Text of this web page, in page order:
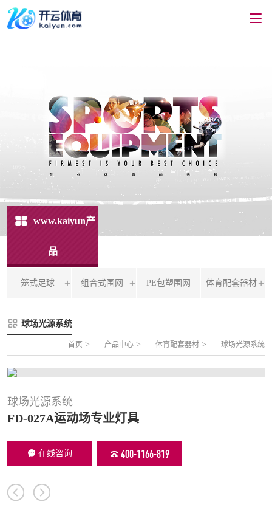
www.kaiyun产
品
笼式足球
FLZ-B 夹芯板笼式足球
FLZ-C 半格栅笼式足球
FLZ-D PE包塑笼式足球
组合式围网
片装组合式围网
PE包塑围网 体育配套器材
球场光源系统
首页 > 产品中心 > 体育配套器材 > 球场光源系统
球场光源系统
FD-027A运动场专业灯具
在线咨询 400-1166-819